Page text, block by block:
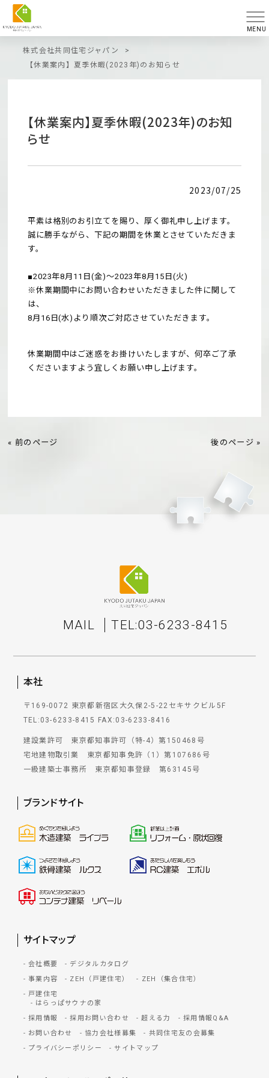
MENU
株式会社共同住宅ジャパン
>
【休業案内】夏季休暇(2023年)のお知らせ
【休業案内】夏季休暇(2023年)のお知
らせ
2023/07/25
平素は格別のお引立てを賜り、厚く御礼申し上げます。
誠に勝手ながら、下記の期間を休業とさせていただきま
す。
■2023年8月11日(金)～2023年8月15日(火)
※休業期間中にお問い合わせいただきました件に関して
は、
8月16日(水)より順次ご対応させていただきます。
休業期間中はご迷惑をお掛けいたしますが、何卒ご了承
くださいますよう宜しくお願い申し上げます。
« 前のページ 後のページ »
MAIL TEL:03-6233-8415
本社
〒169-0072 東京都新宿区大久保2-5-22セキサクビル5F
TEL:03-6233-8415
FAX:03-6233-8416
建設業許可 東京都知事許可（特-4）第150468号
宅地建物取引業 東京都知事免許（1）第107686号
一級建築士事務所 東京都知事登録 第63145号
ブランドサイト
サイトマップ
会社概要
デジタルカタログ
事業内容
ZEH（戸建住宅）
ZEH（集合住宅）
戸建住宅
はらっぱサウナの家
採用情報
採用お問い合わせ 超える力
採用情報Q&A
お問い合わせ
協力会社様募集
共同住宅友の会募集
プライバシーポリシー
サイトマップ